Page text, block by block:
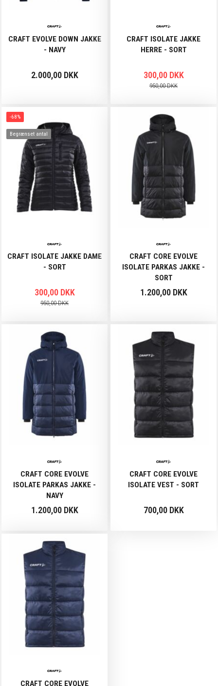
CRAFT EVOLVE DOWN JAKKE
- NAVY
2.000,00 DKK
CRAFT ISOLATE JAKKE
HERRE - SORT
300,00 DKK
950,00 DKK
-68%
Begrænset antal
CRAFT ISOLATE JAKKE DAME
- SORT
300,00 DKK
950,00 DKK
CRAFT CORE EVOLVE
ISOLATE PARKAS JAKKE -
SORT
1.200,00 DKK
CRAFT CORE EVOLVE
ISOLATE PARKAS JAKKE -
NAVY
1.200,00 DKK
CRAFT CORE EVOLVE
ISOLATE VEST - SORT
700,00 DKK
CRAFT CORE EVOLVE